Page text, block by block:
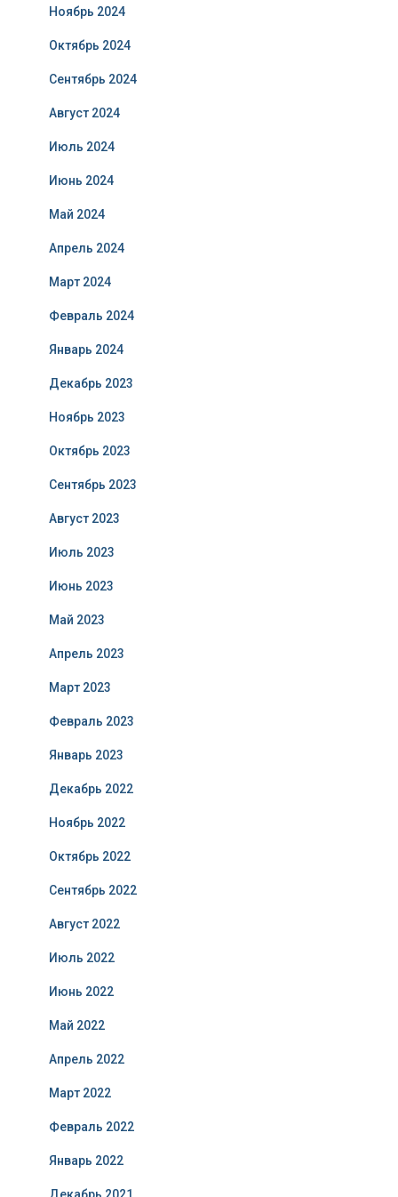
Ноябрь 2024
Октябрь 2024
Сентябрь 2024
Август 2024
Июль 2024
Июнь 2024
Май 2024
Апрель 2024
Март 2024
Февраль 2024
Январь 2024
Декабрь 2023
Ноябрь 2023
Октябрь 2023
Сентябрь 2023
Август 2023
Июль 2023
Июнь 2023
Май 2023
Апрель 2023
Март 2023
Февраль 2023
Январь 2023
Декабрь 2022
Ноябрь 2022
Октябрь 2022
Сентябрь 2022
Август 2022
Июль 2022
Июнь 2022
Май 2022
Апрель 2022
Март 2022
Февраль 2022
Январь 2022